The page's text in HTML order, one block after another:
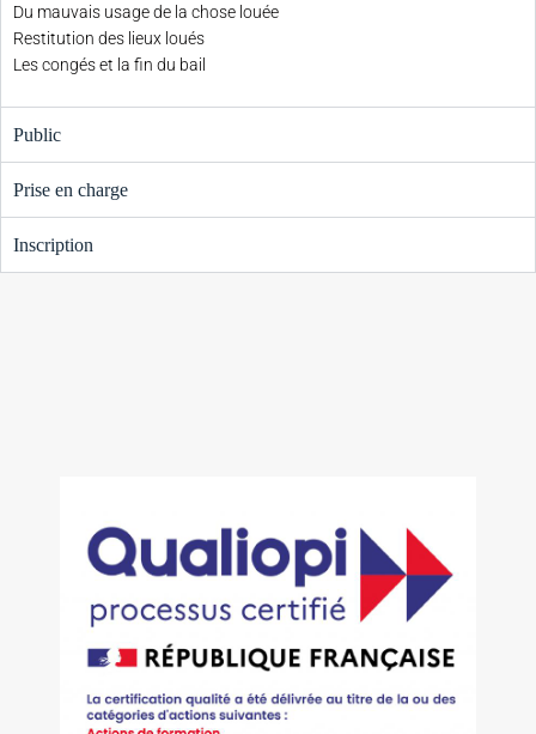
Du mauvais usage de la chose louée
Restitution des lieux loués
Les congés et la fin du bail
Public
Prise en charge
Inscription